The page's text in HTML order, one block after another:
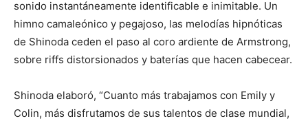
sonido instantáneamente identificable e inimitable. Un
himno camaleónico y pegajoso, las melodías hipnóticas
de Shinoda ceden el paso al coro ardiente de Armstrong,
sobre riffs distorsionados y baterías que hacen cabecear.
Shinoda elaboró, “Cuanto más trabajamos con Emily y
Colin, más disfrutamos de sus talentos de clase mundial,